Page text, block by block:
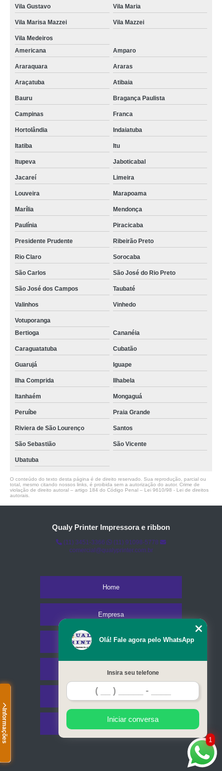
Informações
Vila Gustavo Vila Maria
Vila Marisa Mazzei Vila Mazzei
Vila Medeiros
Americana
Amparo
Araraquara Araras
Araçatuba Atibaia
Bauru Bragança Paulista
Campinas Franca
Hortolândia Indaiatuba
Itatiba Itu
Itupeva Jaboticabal
Jacareí Limeira
Louveira Marapoama
Marília Mendonça
Paulínia Piracicaba
Presidente Prudente Ribeirão Preto
Rio Claro Sorocaba
São Carlos São José do Rio Preto
São José dos Campos Taubaté
Valinhos Vinhedo
Votuporanga
Bertioga
Cananéia
Caraguatatuba Cubatão
Guarujá Iguape
Ilha Comprida Ilhabela
Itanhaém Mongaguá
Peruíbe Praia Grande
Riviera de São Lourenço Santos
São Sebastião São Vicente
Ubatuba
O conteúdo do texto desta página é de direito reservado. Sua reprodução, parcial ou
total, mesmo citando nossos links, é proibida sem a autorização do autor. Crime de
violação de direito autoral – artigo 184 do Código Penal – Lei 9610/98 - Lei de direitos
autorais
Qualy Printer Impressora e ribbon
(11) 3451-3366
(11) 91098-5778
comercial@qualyprinter.com.br
Home
Empresa
Missão
Serviços
Contato
Mapa do site
1
Olá! Fale agora pelo WhatsApp
Insira seu telefone
Iniciar conversa